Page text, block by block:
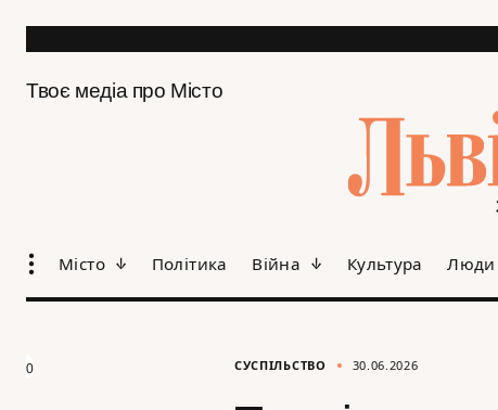
Твоє медіа про Місто
Місто Політика Війна Культура Люди
СУСПІЛЬСТВО 30.06.2026
0